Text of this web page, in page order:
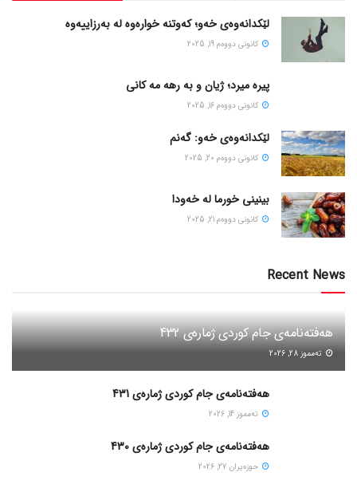
لێکدانەوەی خەو؛ کەوتنە خوارەوە لە بەرزاییەوە
كانونی دووه‌م 19, 2025
پیره میرد؛ ژیان و به رهه مه کانی
كانونی دووه‌م 16, 2025
لێکدانەوەی خەو: گەنم
كانونی دووه‌م 20, 2025
بینینی خورما لە خەودا
كانونی دووه‌م 21, 2025
Recent News
هەفتەنامەی جام کوردی ژمارەی 432
ته‌مموز 28, 2026
هەفتەنامەی جام کوردی ژمارەی 431
ته‌مموز 14, 2026
هەفتەنامەی جام کوردی ژمارەی 430
حوزه‌یران 27, 2026